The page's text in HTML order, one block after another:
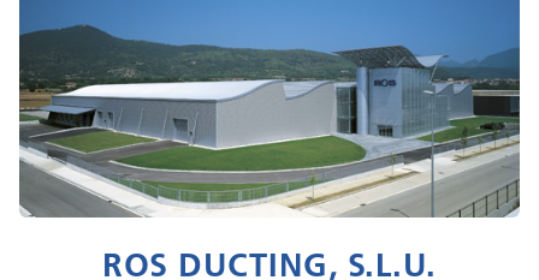
ROS DUCTING, S.L.U.